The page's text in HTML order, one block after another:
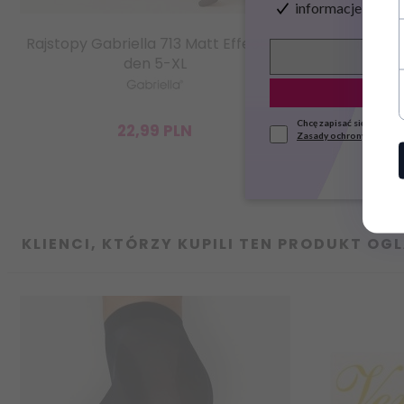
Rajstopy Gabriella 713 Matt Effect 15
den 5-XL
22,99 PLN
KLIENCI, KTÓRZY KUPILI TEN PRODUKT
informacje o
Chcę zapisać się do
Zasady ochrony danych